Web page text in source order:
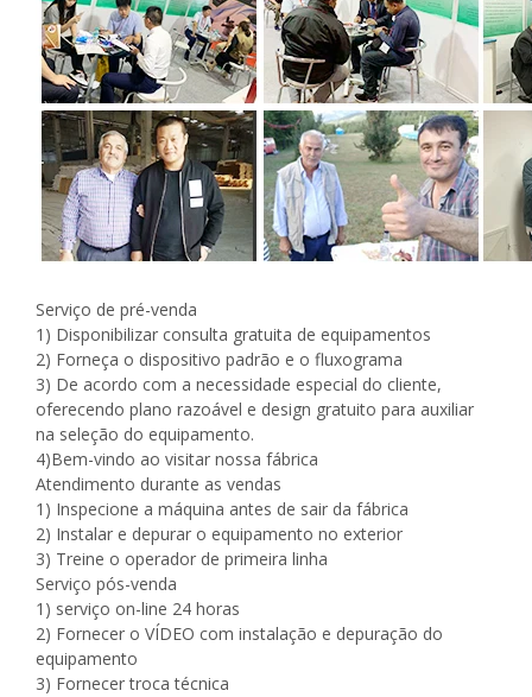
Serviço de pré-venda
1) Disponibilizar consulta gratuita de equipamentos
2) Forneça o dispositivo padrão e o fluxograma
3) De acordo com a necessidade especial do cliente,
oferecendo plano razoável e design gratuito para auxiliar
na seleção do equipamento.
4)Bem-vindo ao visitar nossa fábrica
Atendimento durante as vendas
1) Inspecione a máquina antes de sair da fábrica
2) Instalar e depurar o equipamento no exterior
3) Treine o operador de primeira linha
Serviço pós-venda
1) serviço on-line 24 horas
2) Fornecer o VÍDEO com instalação e depuração do
equipamento
3) Fornecer troca técnica